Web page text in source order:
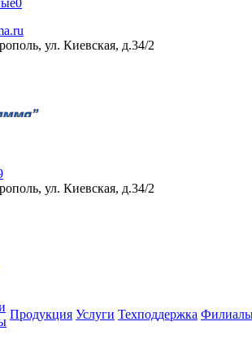
0
ул. Киевская, д.34/2
ул. Киевская, д.34/2
Продукция Услуги Техподдержка